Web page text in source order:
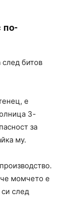
по-
битов
е
3-
за
му.
че момчето е
след